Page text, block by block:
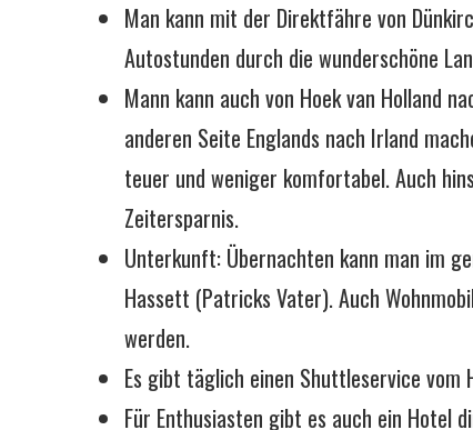
Man kann mit der Direktfähre von
Autostunden durch die wunderschöne
Mann kann auch von Hoek van Holland
anderen Seite Englands nach Irland
teuer und weniger komfortabel. Auch
Zeitersparnis.
Unterkunft: Übernachten kann man im
Hassett (Patricks Vater). Auch
werden.
Es gibt täglich einen Shuttleservice vom
Für Enthusiasten gibt es auch ein Hotel